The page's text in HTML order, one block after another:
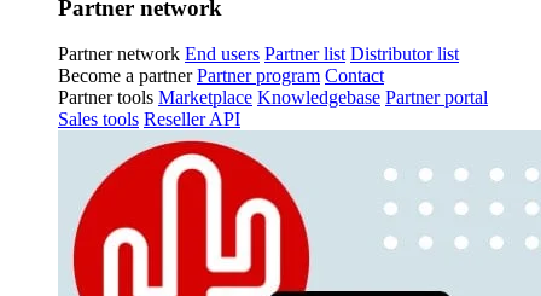
Partner network
Partner network End users Partner list Distributor list
Become a partner Partner program Contact
Partner tools Marketplace Knowledgebase Partner portal
Sales tools Reseller API